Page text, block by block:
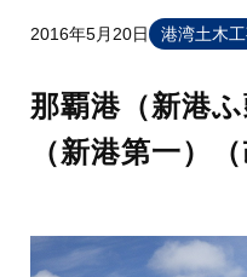
2016年5月20日 港湾土木
那覇港（新港
（新港第一）